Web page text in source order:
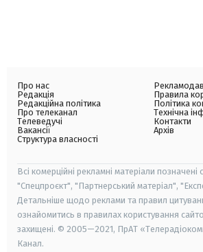
Про нас
Редакція
Редакційна політика
Про телеканал
Телеведучі
Вакансії
Структура власності
Правила
Політика
Технічна
Контакти
Архів
Всі комерційні рекламні матеріали позначені
"Спецпроєкт", "Партнерський матеріал",
Детальніше щодо реклами та правил
ознайомитись в правилах користування
захищені. © 2005—2021, ПрАТ
Канал.